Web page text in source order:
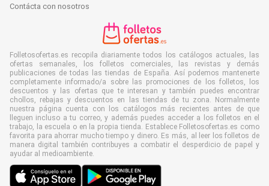
Contácta con nosotros
Folletosofertas.es recopila diariamente todos los catálogos actuales, las
ofertas semanales, los folletos comerciales, las revistas y demás
publicaciones de todas las tiendas de España. Así podemos mantenerte
completamente informado/a sobre las promociones de los folletos, los
descuentos y las ofertas que te interesan y también puedes encontrar
chollos, rebajas y descuentos en las tiendas de tu zona. Normalmente
nuestra página cuenta con los catálogos más recientes antes de que
lleguen incluso a tu correo, y además puedes acceder a los folletos en el
trabajo, la escuela o en la propia tienda. Establece Folletosofertas.es como
favorita para ahorrar mucho tiempo y dinero. Es más, al leer los folletos de
manera digital también contribuyes a combatir el desperdicio de papel y
ayudar al medioambiente.